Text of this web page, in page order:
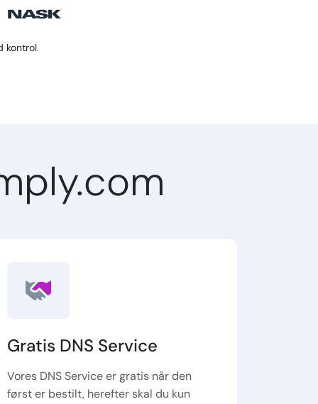
kontrol.
Gratis DNS Service
Vores DNS Service er gratis når den
først er bestilt, herefter skal du kun